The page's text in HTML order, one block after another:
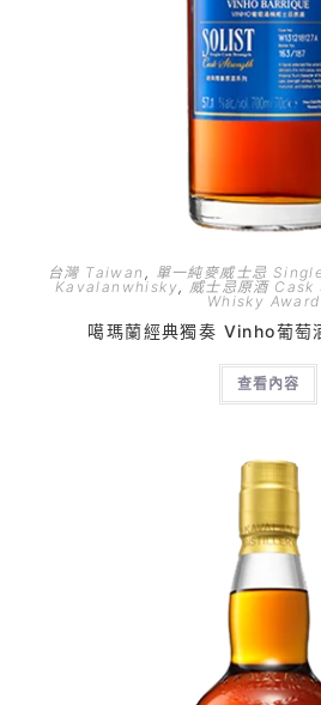
台灣 Taiwan , 單一純麥威士忌
Kavalanwhisky, 威士忌原酒
Whisky
噶瑪蘭經典獨奏 Vinho葡萄
查看內容